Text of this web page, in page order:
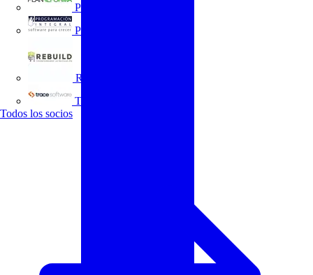
Plan Reforma
Programación Integral
REBUILD
Trace Software
Todos los socios